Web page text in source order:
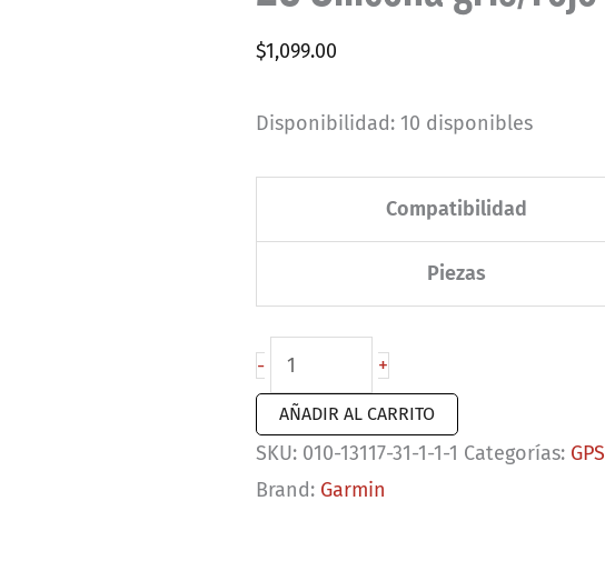
$1,099.00
Disponibilidad: 10 disponibles
Compatibilidad
Piezas
-
Correas
de
reloj
QuickFit®
26
+
AÑADIR AL CARRITO
SKU: 010-13117-31-1-1-1 Categorías: GPS
Brand: Garmin